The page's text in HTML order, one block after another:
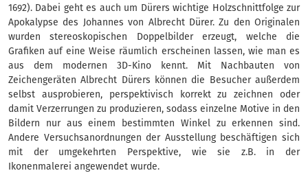
1692). Dabei geht es auch um Dürers wichtige Holzschnittfolge zur
Apokalypse des Johannes von Albrecht Dürer. Zu den Originalen
wurden stereoskopischen Doppelbilder erzeugt, welche die
Grafiken auf eine Weise räumlich erscheinen lassen, wie man es
aus dem modernen 3D-Kino kennt. Mit Nachbauten von
Zeichengeräten Albrecht Dürers können die Besucher außerdem
selbst ausprobieren, perspektivisch korrekt zu zeichnen oder
damit Verzerrungen zu produzieren, sodass einzelne Motive in den
Bildern nur aus einem bestimmten Winkel zu erkennen sind.
Andere Versuchsanordnungen der Ausstellung beschäftigen sich
mit der umgekehrten Perspektive, wie sie z.B. in der
Ikonenmalerei angewendet wurde.